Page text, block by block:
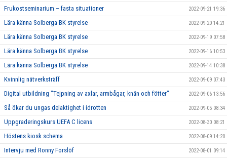
Frukostseminarium – fasta situationer 2022-09-21 19:36
Lära känna Solberga BK styrelse 2022-09-20 14:21
Lära känna Solberga BK styrelse 2022-09-19 07:58
Lära känna Solberga BK styrelse 2022-09-16 10:53
Lära känna Solberga BK styrelse 2022-09-14 10:38
Kvinnlig nätverksträff 2022-09-09 07:43
Digital utbildning "Tejpning av axlar, armbågar, knän och fötter" 2022-09-06 13:56
Så ökar du ungas delaktighet i idrotten 2022-09-05 08:34
Uppgraderingskurs UEFA C licens 2022-08-30 08:21
Höstens kiosk schema 2022-08-09 14:20
Intervju med Ronny Forslöf 2022-08-01 09:14